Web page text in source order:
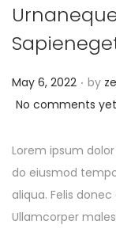
Posted on
May 6, 2022 . by
No comments yet
Lorem ipsum
do eiusmod
aliqua. Felis
Ullamcorper